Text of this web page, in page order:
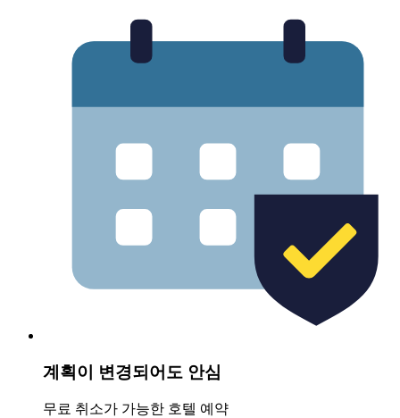
계획이 변경되어도 안심
무료 취소가 가능한 호텔 예약